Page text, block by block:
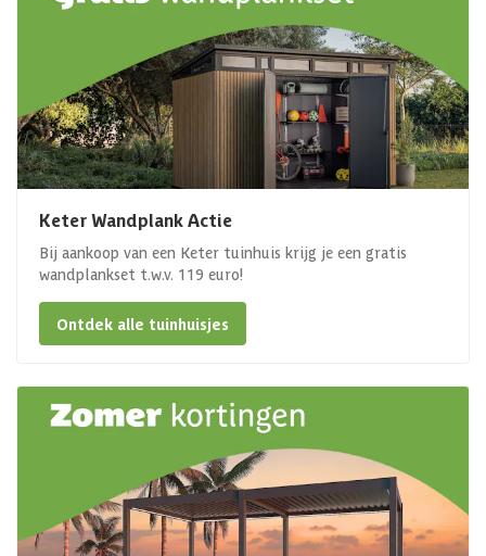
Keter Wandplank Actie
Bij aankoop van een Keter tuinhuis krijg je een gratis
wandplankset t.w.v. 119 euro!
Ontdek alle tuinhuisjes